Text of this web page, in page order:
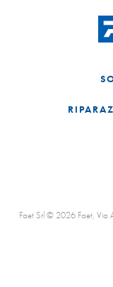
Faet Srl © 2026 Faet,